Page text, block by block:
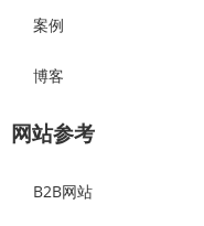
案例
博客
网站参考
B2B网站